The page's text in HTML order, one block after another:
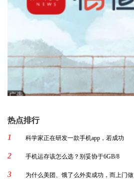
热点排行
1
科学家正在研发一款手机app，若成功
2 手机运存该怎么选？别妥协于6GB/8
3 为什么美团、饿了么外卖成功，而上门做